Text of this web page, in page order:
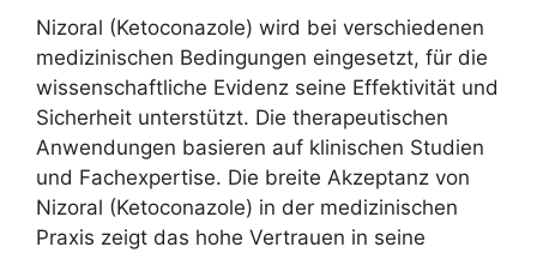
Nizoral (Ketoconazole) wird bei verschiedenen
medizinischen Bedingungen eingesetzt, für die
wissenschaftliche Evidenz seine Effektivität und
Sicherheit unterstützt. Die therapeutischen
Anwendungen basieren auf klinischen Studien
und Fachexpertise. Die breite Akzeptanz von
Nizoral (Ketoconazole) in der medizinischen
Praxis zeigt das hohe Vertrauen in seine